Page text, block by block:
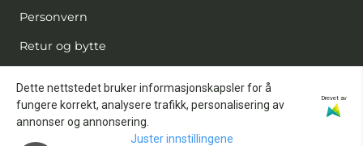
Personvern
Retur og bytte
Kontakt oss
Reparasjon og service
Dette nettstedet bruker informasjonskapsler for å
fungere korrekt, analysere trafikk, personalisering av
annonser og annonsering.
Drevet av
Juster innstillingene